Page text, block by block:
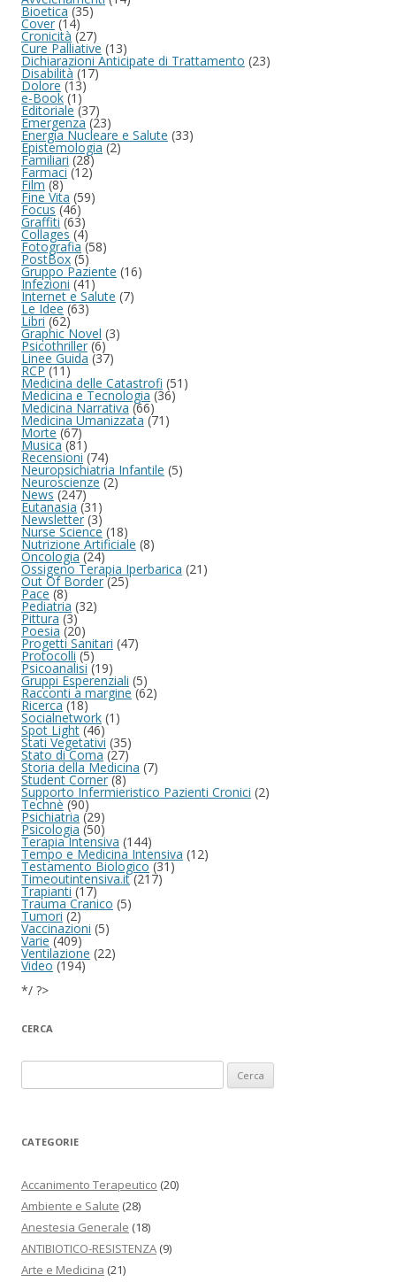
Bioetica(35)
Cover(14)
Cronicità (27)
Cure Palliative (13)
Dichiarazioni Anticipate di Trattamento (23)
Disabilità(17)
Dolore(13)
e-Book(1)
Editoriale (37)
Emergenza (23)
Energia Nucleare e Salute (33)
Epistemologia(2)
Familiari(28)
Farmaci(12)
Film(8)
Fine Vita (59)
Focus(46)
Graffiti(63)
Collages (4)
Fotografia (58)
PostBox(5)
Gruppo Paziente (16)
Infezioni(41)
Internet e Salute (7)
Le Idee(63)
Libri(62)
Graphic Novel (3)
Psicothriller(6)
Linee Guida (37)
RCP(11)
Medicina delle Catastrofi (51)
Medicina e Tecnologia(36)
Medicina Narrativa(66)
Medicina Umanizzata (71)
Morte(67)
Musica(81)
Recensioni(74)
Neuropsichiatria Infantile (5)
Neuroscienze(2)
News(247)
Eutanasia (31)
Newsletter (3)
Nurse Science (18)
Nutrizione Artificiale (8)
Oncologia(24)
Ossigeno Terapia Iperbarica (21)
Out Of Border(25)
Pace(8)
Pediatria (32)
Pittura(3)
Poesia (20)
Progetti Sanitari (47)
Protocolli(5)
Psicoanalisi (19)
Gruppi Esperenziali (5)
Racconti a margine (62)
Ricerca(18)
Socialnetwork (1)
Spot Light(46)
Stati Vegetativi (35)
Stato di Coma(27)
Storia della Medicina (7)
Student Corner(8)
Supporto Infermieristico Pazienti Cronici (2)
Technè(90)
Psichiatria (29)
Psicologia (50)
Terapia Intensiva (144)
Tempo e Medicina Intensiva (12)
Testamento Biologico(31)
Timeoutintensiva.it(217)
Trapianti(17)
Trauma Cranico (5)
Tumori(2)
Vaccinazioni (5)
Varie(409)
Ventilazione (22)
Video(194)
*/ ?>
CERCA
CATEGORIE
Accanimento Terapeutico (20)
Ambiente e Salute (28)
Anestesia Generale (18)
ANTIBIOTICO-RESISTENZA (9)
Arte e Medicina (21)